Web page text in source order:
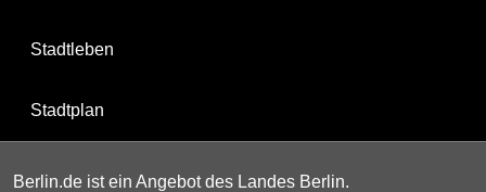
Stadtleben
Stadtplan
Berlin.de ist ein Angebot des Landes Berlin.